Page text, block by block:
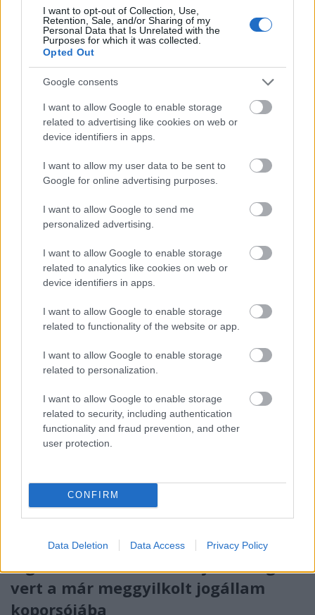
I want to opt-out of Collection, Use,
Retention, Sale, and/or Sharing of my
Personal Data that Is Unrelated with the
Purposes for which it was collected.
Opted Out
Google consents
I want to allow Google to enable storage
related to advertising like cookies on web or
device identifiers in apps.
I want to allow my user data to be sent to
Google for online advertising purposes.
I want to allow Google to send me
personalized advertising.
I want to allow Google to enable storage
related to analytics like cookies on web or
device identifiers in apps.
I want to allow Google to enable storage
related to functionality of the website or app.
I want to allow Google to enable storage
related to personalization.
I want to allow Google to enable storage
related to security, including authentication
functionality and fraud prevention, and other
user protection.
CONFIRM
Data Deletion Data Access Privacy Policy
Botrány botrány hátán: a Fidesz
akkumulátora kezd lemerülni
Magyar Ügyvéd 2026. február 13.
Az elmúlt időszak eseményeinek politikai oldalát
nézve – aminek az értékelése nem az én feladatom –,
a kegyelmi ügy, a Szőlő utca és a ...
A gátlástalan hatalom újabb szöget
vert a már meggyilkolt jogállam
koporsójába